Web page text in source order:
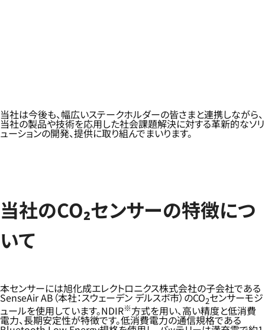
当社は今後も、幅広いステークホルダーの皆さまと連携しながら、
当社の製品や技術を応用した社会課題解決に対する革新的なソリ
ューションの開発、提供に取り組んでまいります。
当社のCO₂センサーの特徴につ
いて
本センサーには旭化成エレクトロニクス株式会社の子会社である
SenseAir AB（本社：スウェーデン デルスボ市）のCO2センサーモジ
ュールを使用しています。NDIR※方式を用い、高い精度と低消費
電力、長期安定性が特徴です。低消費電力の通信規格である